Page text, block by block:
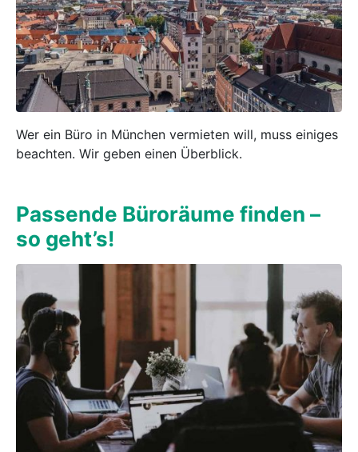
Wer ein Büro in München vermieten will, muss einiges
beachten. Wir geben einen Überblick.
Passende Büroräume finden –
so geht’s!